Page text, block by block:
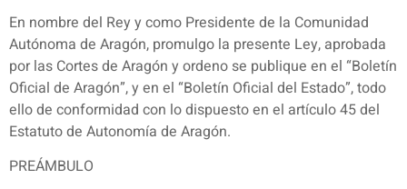
En nombre del Rey y como Presidente de la Comunidad
Autónoma de Aragón, promulgo la presente Ley, aprobada
por las Cortes de Aragón y ordeno se publique en el “Boletín
Oficial de Aragón”, y en el “Boletín Oficial del Estado”, todo
ello de conformidad con lo dispuesto en el artículo 45 del
Estatuto de Autonomía de Aragón.
PREÁMBULO